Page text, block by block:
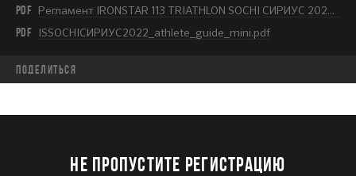
PDF Регламент IRONSTAR 113 TRIATHLON SOCHI СИРИУС 2022.pdf
PDF ISSOCHIСИРИУС2022_athlete_guide_mini.pdf
Поделиться
НЕ ПРОПУСТИТЕ РЕГИСТРАЦИЮ